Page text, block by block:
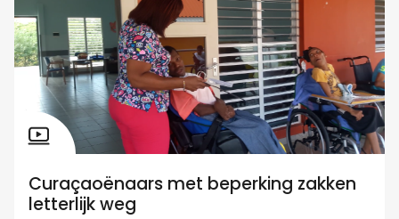
Curaçaoënaars met beperking zakken
letterlijk weg